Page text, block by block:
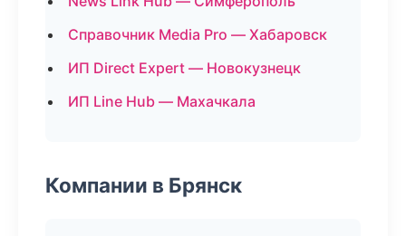
Справочник Media Pro — Хабаровск
ИП Direct Expert — Новокузнецк
ИП Line Hub — Махачкала
Компании в Брянск